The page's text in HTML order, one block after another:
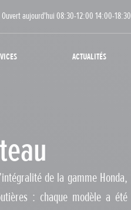
Ouvert aujourd'hui 08:30-12:00 14:00-18:30
Actualités
de la gamme Honda,
: chaque modèle a été